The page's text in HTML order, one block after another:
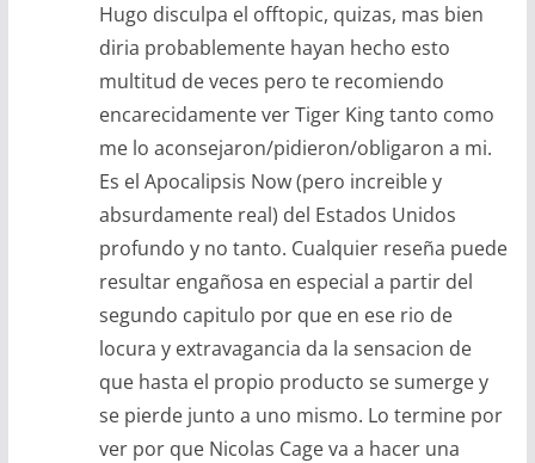
Hugo disculpa el offtopic, quizas, mas bien
diria probablemente hayan hecho esto
multitud de veces pero te recomiendo
encarecidamente ver Tiger King tanto como
me lo aconsejaron/pidieron/obligaron a mi.
Es el Apocalipsis Now (pero increible y
absurdamente real) del Estados Unidos
profundo y no tanto. Cualquier reseña puede
resultar engañosa en especial a partir del
segundo capitulo por que en ese rio de
locura y extravagancia da la sensacion de
que hasta el propio producto se sumerge y
se pierde junto a uno mismo. Lo termine por
ver por que Nicolas Cage va a hacer una